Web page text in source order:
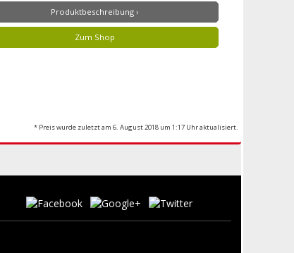
Produktbeschreibung ›
Zum Shop
* Preis wurde zuletzt am 6. August 2018 um 1:17 Uhr aktualisiert.